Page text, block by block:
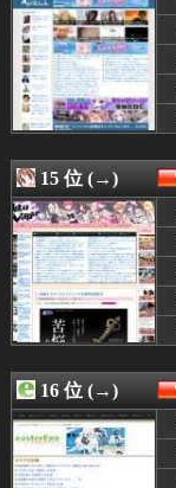
08/08 21:57
08/08 21:55
08/08 21:54
08/08 21:52
08/08 21:52
08/08 21:50
08/08 21:50
08/08 21:48
15 位 (→)
16 位 (→)